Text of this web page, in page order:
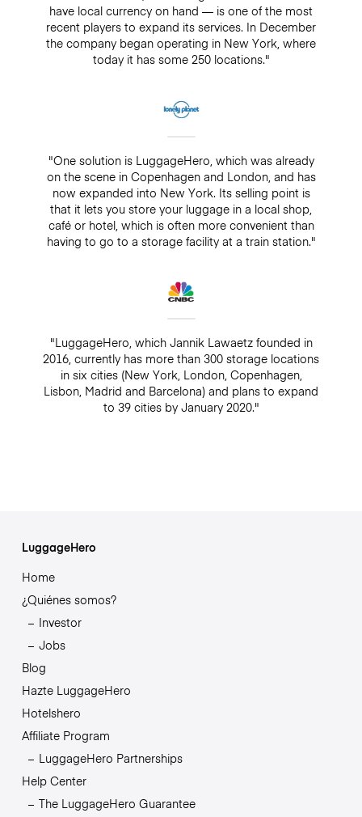
have local currency on hand — is one of the most
recent players to expand its services. In December
the company began operating in New York, where
today it has some 250 locations."
"One solution is LuggageHero, which was already
on the scene in Copenhagen and London, and has
now expanded into New York. Its selling point is
that it lets you store your luggage in a local shop,
café or hotel, which is often more convenient than
having to go to a storage facility at a train station."
"LuggageHero, which Jannik Lawaetz founded in
2016, currently has more than 300 storage locations
in six cities (New York, London, Copenhagen,
Lisbon, Madrid and Barcelona) and plans to expand
to 39 cities by January 2020."
LuggageHero
Home
¿Quiénes somos?
Investor
Jobs
Blog
Hazte LuggageHero
Hotelshero
Affiliate Program
LuggageHero Partnerships
Help Center
The LuggageHero Guarantee